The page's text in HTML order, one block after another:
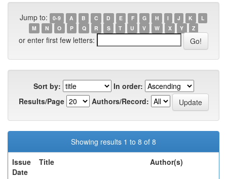
Jump to: 0-9 A B C D E F G H I J K
L
M
N O P Q R S T U V W X Y Z
or enter first few letters:
Sort by:
In order:
Results/Page
Authors/Record:
Showing results 1 to 8 of 8
Issue
Date
Title Author(s)